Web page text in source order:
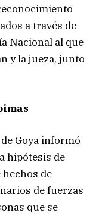
a través de
Nacional al que
y la jueza, junto
Goya informó
hipótesis de
de
de fuerzas
que se